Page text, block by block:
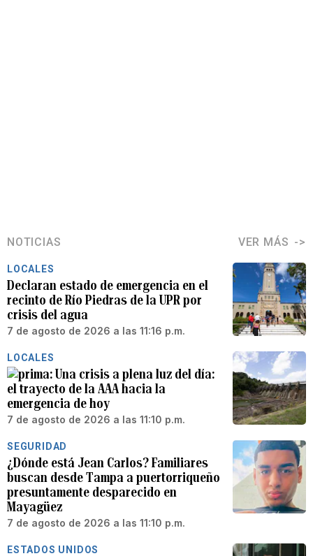
NOTICIAS VER MÁS
LOCALES
Declaran estado de emergencia en el
recinto de Río Piedras de la UPR por
crisis del agua
7 de agosto de 2026 a las 11:16 p.m.
LOCALES
Una crisis a plena luz del día:
el trayecto de la AAA hacia la
emergencia de hoy
7 de agosto de 2026 a las 11:10 p.m.
SEGURIDAD
¿Dónde está Jean Carlos? Familiares
buscan desde Tampa a puertorriqueño
presuntamente desparecido en
Mayagüez
7 de agosto de 2026 a las 11:10 p.m.
ESTADOS UNIDOS